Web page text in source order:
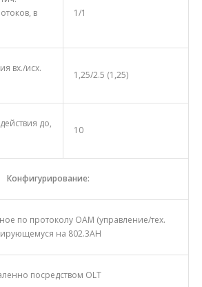
в
1/1
вх./исх.
1,25/2.5 (1,25)
до,
10
Конфигурирование:
по протоколу ОАМ (управление/тех.
на 802.3AH
посредством OLT